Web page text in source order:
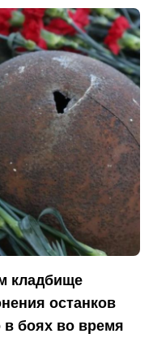
кладбище
останков
в боях во время